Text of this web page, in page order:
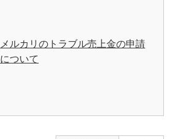
メルカリのトラブル売上金の申請
について